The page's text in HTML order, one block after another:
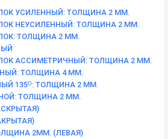
УСИЛЕННЫЙ: ТОЛЩИНА 2 ММ.
НЕУСИЛЕННЫЙ: ТОЛЩИНА 2 ММ.
ТОЛЩИНА 2 ММ.
АССИМЕТРИЧНЫЙ: ТОЛЩИНА 2 ММ.
ТОЛЩИНА 4 ММ.
135ᴼ: ТОЛЩИНА 2 ММ.
ТОЛЩИНА 2 ММ.
2ММ. (ЛЕВАЯ)